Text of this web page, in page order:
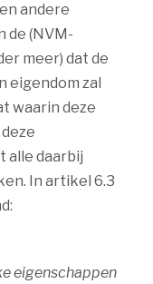
andere
de (NVM-
meer) dat de
eigendom zal
waarin deze
alle daarbij
In artikel 6.3
eigenschappen